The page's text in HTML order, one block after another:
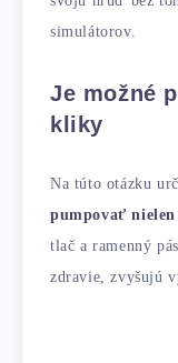
simulátorov.
Je možné
kliky
Na túto otázku
pumpovať
tlač a ramenný
zdravie, zvyšujú